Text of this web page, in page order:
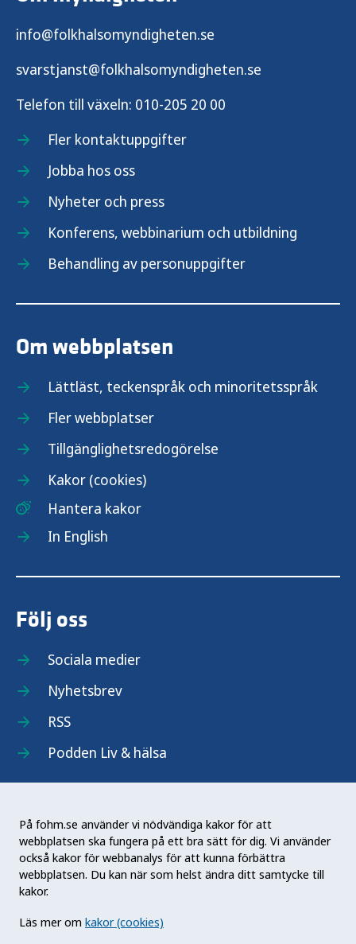
På fohm.se använder vi nödvändiga kakor för att
webbplatsen ska fungera på ett bra sätt för dig. Vi använder
också kakor för webbanalys för att kunna förbättra
webbplatsen. Du kan när som helst ändra ditt samtycke till
kakor.
Läs mer om kakor (cookies)
info@folkhalsomyndigheten.se
svarstjanst@folkhalsomyndigheten.se
Telefon till växeln: 010-205 20 00
Fler kontaktuppgifter
Jobba hos oss
Nyheter och press
Konferens, webbinarium och utbildning
Behandling av personuppgifter
Om webbplatsen
Lättläst, teckenspråk och minoritetsspråk
Fler webbplatser
Tillgänglighetsredogörelse
Kakor (cookies)
Hantera kakor
In English
Följ oss
Sociala medier
Nyhetsbrev
RSS
Podden Liv & hälsa
Folkhälsomyndigheten (Fohm) är en nationell
kunskapsmyndighet som arbetar för en bättre
folkhälsa. Det gör myndigheten genom att
främja hälsa, förebygga ohälsa och skydda mot